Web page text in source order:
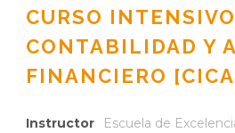
CURSO
CONTABILIDAD Y
FINANCIERO
Instructor
Escuela de